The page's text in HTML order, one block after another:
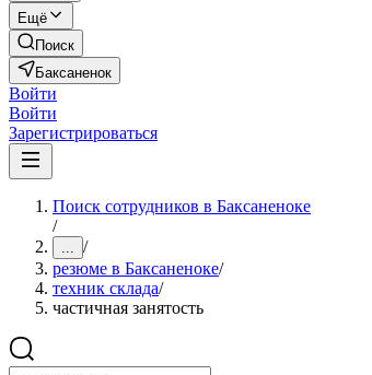
Ещё
Поиск
Баксаненок
Войти
Войти
Зарегистрироваться
Поиск сотрудников в Баксаненоке
/
... /
резюме в Баксаненоке/
техник склада/
частичная занятость